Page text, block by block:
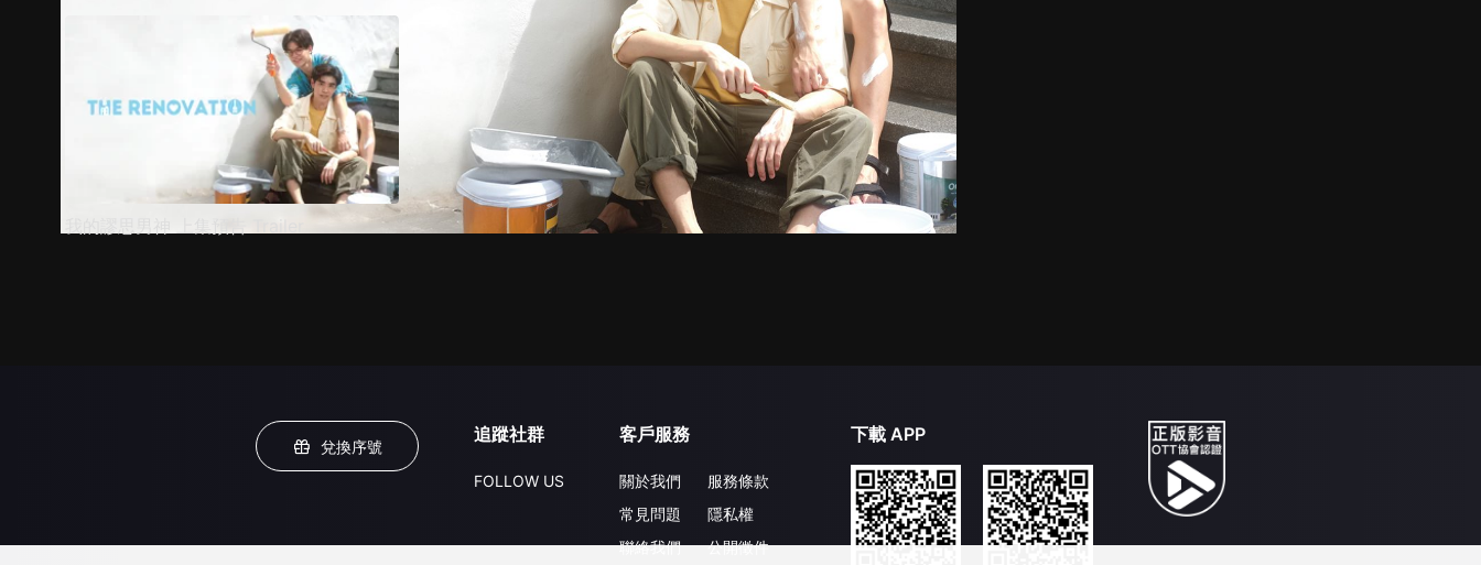
兌換序號
追蹤社群
FOLLOW US
客戶服務
關於我們
常見問題
聯絡我們
服務條款
隱私權
公開徵件
下載 APP